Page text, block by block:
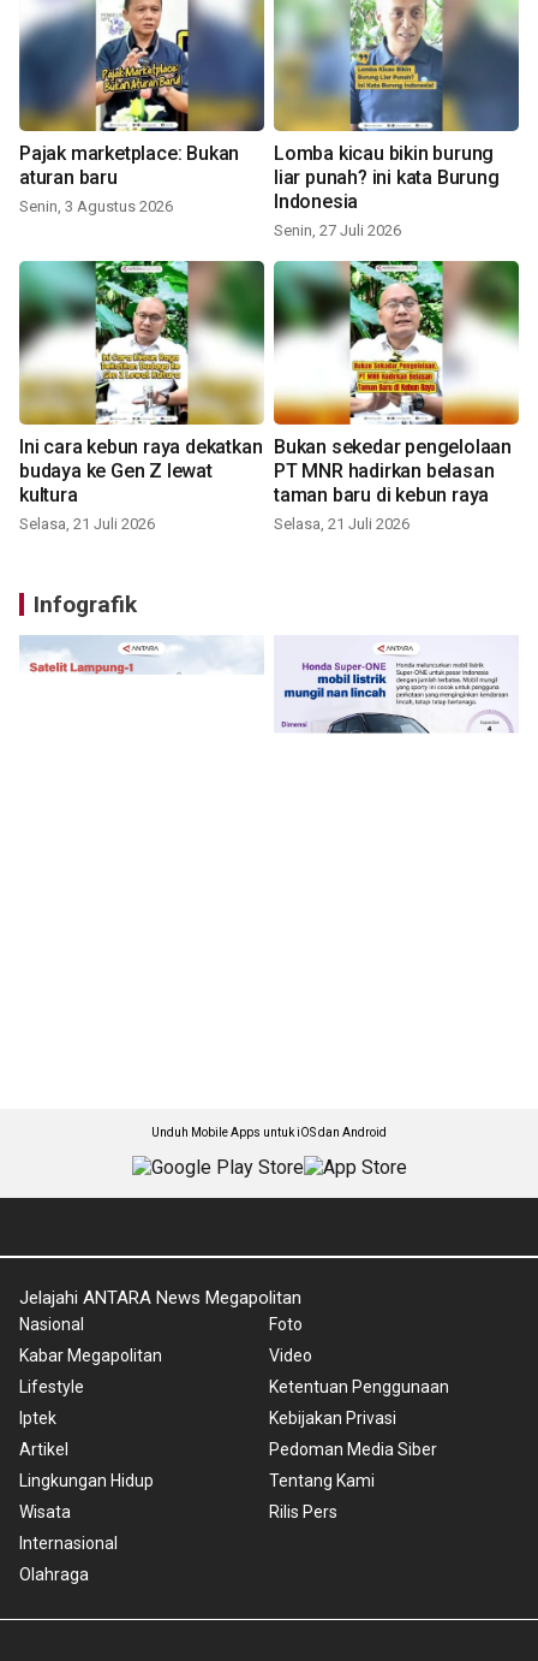
Pajak marketplace: Bukan
aturan baru
Senin, 3 Agustus 2026
Lomba kicau bikin burung
liar punah? ini kata Burung
Indonesia
Senin, 27 Juli 2026
Ini cara kebun raya dekatkan
budaya ke Gen Z lewat
kultura
Selasa, 21 Juli 2026
Bukan sekedar pengelolaan
PT MNR hadirkan belasan
taman baru di kebun raya
Selasa, 21 Juli 2026
Infografik
Unduh Mobile Apps untuk iOS dan Android
Jelajahi ANTARA News Megapolitan
Nasional
Kabar Megapolitan
Lifestyle
Iptek
Artikel
Lingkungan Hidup
Wisata
Internasional
Olahraga
Foto
Video
Ketentuan Penggunaan
Kebijakan Privasi
Pedoman Media Siber
Tentang Kami
Rilis Pers